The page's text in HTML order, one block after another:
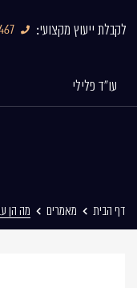
לקבלת ייעוץ מקצועי:
עו"ד פלילי
דף הבית מאמרים מה הן